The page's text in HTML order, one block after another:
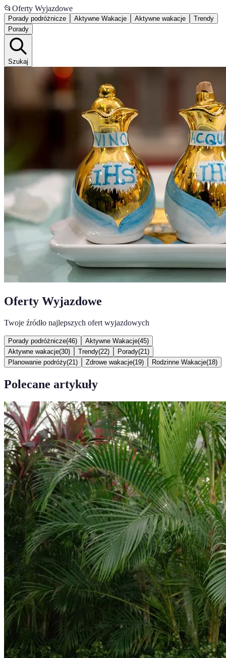
📂 Oferty Wyjazdowe
Porady podróżnicze Aktywne Wakacje Aktywne wakacje
Trendy
Porady
Szukaj
Oferty Wyjazdowe
Twoje źródło najlepszych ofert wyjazdowych
Porady podróżnicze(46) Aktywne Wakacje(45)
Aktywne wakacje(30) Trendy(22) Porady(21 )
Planowanie podróży(21 ) Zdrowe wakacje(19) Rodzinne Wakacje(18)
Polecane artykuły